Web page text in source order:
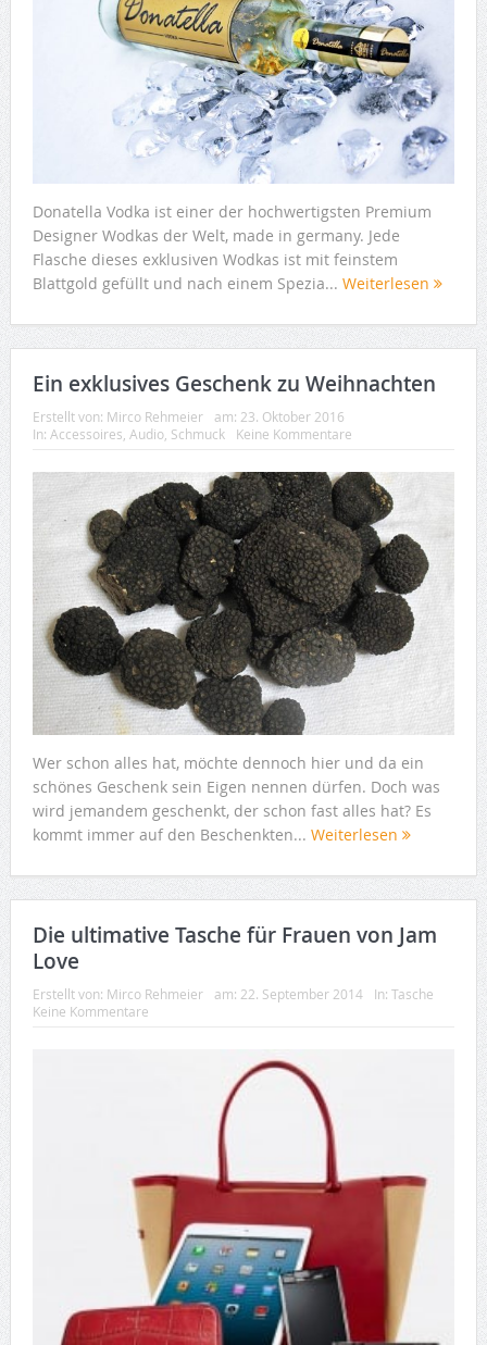
Donatella Vodka ist einer der hochwertigsten Premium
Designer Wodkas der Welt, made in germany. Jede
Flasche dieses exklusiven Wodkas ist mit feinstem
Blattgold gefüllt und nach einem Spezia... Weiterlesen
Ein exklusives Geschenk zu Weihnachten
Erstellt von: Mirco Rehmeier am: 23. Oktober 2016
In: Accessoires Audio, Schmuck Keine Kommentare
Wer schon alles hat, möchte dennoch hier und da ein
schönes Geschenk sein Eigen nennen dürfen. Doch was
wird jemandem geschenkt, der schon fast alles hat? Es
kommt immer auf den Beschenkten... Weiterlesen
Die ultimative Tasche für Frauen von Jam
Love
Erstellt von: Mirco Rehmeier am: 22. September 2014 In: Tasche
Keine Kommentare